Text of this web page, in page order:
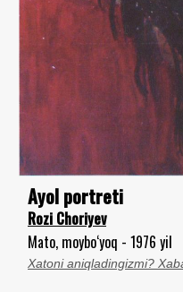
Ayol portreti
Rozi Choriyev
Mato, moybo‘yoq - 1976 yil
Xatoni aniqladingizmi?